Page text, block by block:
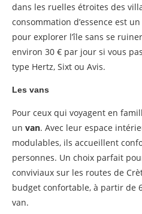
dans les ruelles étroites des
consommation d’essence est
pour explorer l’île sans se
environ 30 € par jour si vous
type Hertz, Sixt ou Avis.
Les vans
Pour ceux qui voyagent en
un van. Avec leur espace
modulables, ils accueillent
personnes. Un choix parfait
conviviaux sur les routes de
budget confortable, à partir de
van.